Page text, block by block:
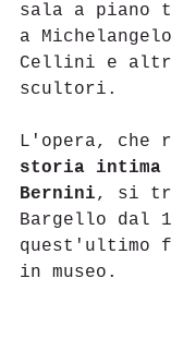
sala a piano
a
Cellini e
scultori.
L'opera, che
storia intima
Bernini,
si
Bargello dal
quest'ultimo
in museo.